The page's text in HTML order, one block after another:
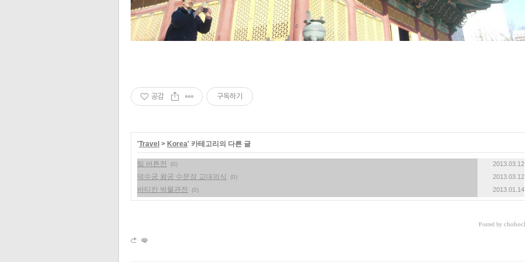
공감 구독하기
'Travel > Korea' 카테고리의 다른 글
팀 버튼전 (0) 2013.03.12
덕수궁 왕궁 수문장 교대의식 (0) 2013.03.12
바티칸 박물관전 (0) 2013.01.14
Posted by